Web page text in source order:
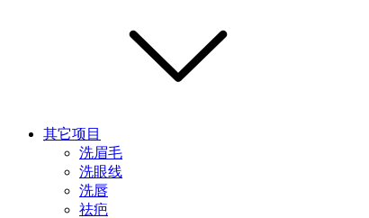
其它项目
洗眉毛
洗眼线
洗唇
祛疤